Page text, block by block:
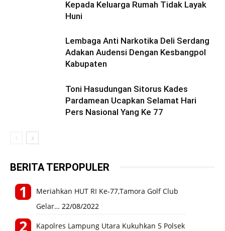
Kepada Keluarga Rumah Tidak Layak
Huni
Lembaga Anti Narkotika Deli Serdang
Adakan Audensi Dengan Kesbangpol
Kabupaten
Toni Hasudungan Sitorus Kades
Pardamean Ucapkan Selamat Hari
Pers Nasional Yang Ke 77
BERITA TERPOPULER
Meriahkan HUT RI Ke-77,Tamora Golf Club
Gelar… 22/08/2022
Kapolres Lampung Utara Kukuhkan 5 Polsek